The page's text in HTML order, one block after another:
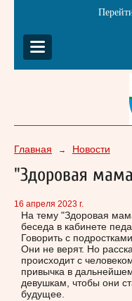
Главная → Новости
"Здоровая
16 апреля 2023 г.
На тему "Здоровая
беседа в кабинете
Говорить с
Они не верят. Но
происходит с
привычка в
девушкам, чтобы они
будущее.